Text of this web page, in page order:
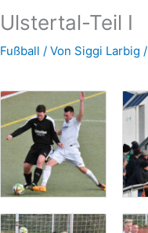
Ulstertal-Teil I
Fußball / Von Siggi Larbig/